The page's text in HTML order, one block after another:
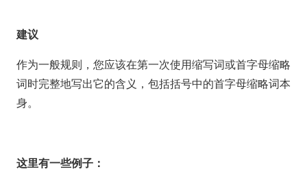
建议
作为一般规则，您应该在第一次使用缩写词或首字母缩略
词时完整地写出它的含义，包括括号中的首字母缩略词本
身。
这里有一些例子：